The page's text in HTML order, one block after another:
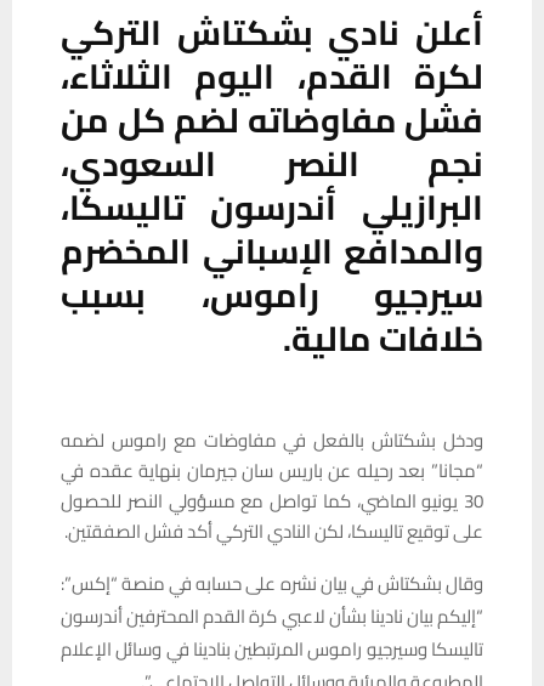
أعلن نادي بشكتاش التركي
لكرة القدم، اليوم الثلاثاء،
فشل مفاوضاته لضم كل من
نجم النصر السعودي،
البرازيلي أندرسون تاليسكا،
والمدافع الإسباني المخضرم
سيرجيو راموس، بسبب
خلافات مالية.
ودخل بشكتاش بالفعل في مفاوضات مع راموس لضمه
“مجانا” بعد رحيله عن باريس سان جيرمان بنهاية عقده في
30 يونيو الماضي، كما تواصل مع مسؤولي النصر للحصول
على توقيع تاليسكا، لكن النادي التركي أكد فشل الصفقتين.
وقال بشكتاش في بيان نشره على حسابه في منصة “إكس”:
“إليكم بيان نادينا بشأن لاعبي كرة القدم المحترفين أندرسون
تاليسكا وسيرجيو راموس المرتبطين بنادينا في وسائل الإعلام